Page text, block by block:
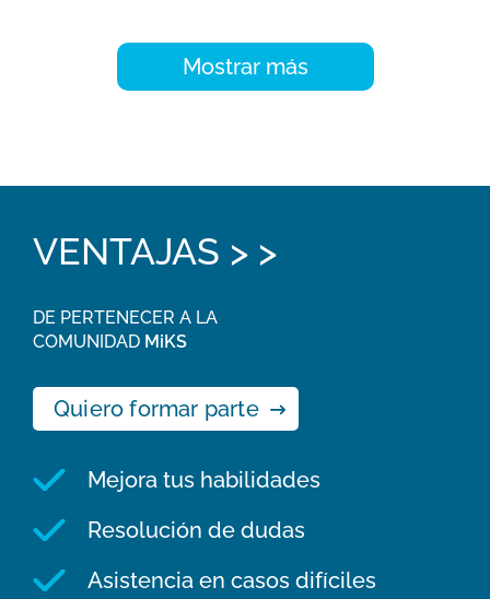
VENTAJAS > >
DE PERTENECER A LA
COMUNIDAD MiKS
Quiero formar parte
Mejora tus habilidades
Resolución de dudas
Asistencia en casos difíciles